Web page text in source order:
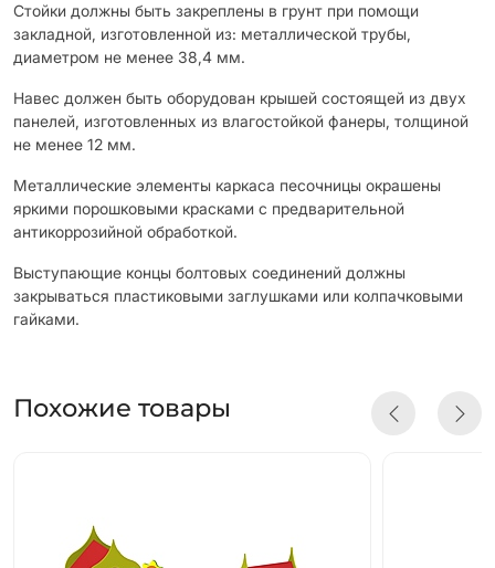
Стойки должны быть закреплены в грунт при помощи
закладной, изготовленной из: металлической трубы,
диаметром не менее 38,4 мм.
Навес должен быть оборудован крышей состоящей из двух
панелей, изготовленных из влагостойкой фанеры, толщиной
не менее 12 мм.
Металлические элементы каркаса песочницы окрашены
яркими порошковыми красками с предварительной
антикоррозийной обработкой.
Выступающие концы болтовых соединений должны
закрываться пластиковыми заглушками или колпачковыми
гайками.
Похожие товары